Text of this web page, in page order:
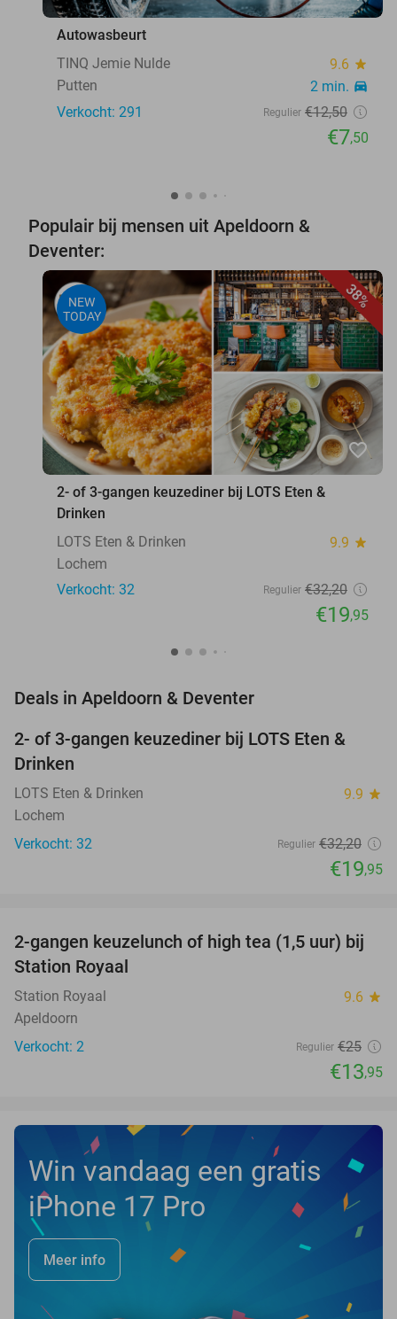
Autowasbeurt
TINQ Jemie Nulde
9.6 star
Putten 2 min. directions_car
Verkocht: 291 Regulier €12,50
€7,50
Populair bij mensen uit Apeldoorn &
Deventer:
38%
NEW
TODAY
favorite_border
2- of 3-gangen keuzediner bij LOTS Eten &
Drinken
LOTS Eten & Drinken
9.9 star
Lochem
Verkocht: 32
Regulier €32,20
€19,95
Deals in Apeldoorn & Deventer
38%
TODAY
2- of 3-gangen keuzediner bij LOTS Eten &
Drinken
LOTS Eten & Drinken 9.9 star
Lochem
Verkocht: 32
Regulier €32,20
€19,95
44%
NEW
TODAY
2-gangen keuzelunch of high tea (1,5 uur) bij
Station Royaal
Station Royaal 9.6 star
Apeldoorn
Verkocht: 2
Regulier €25
€13,95
Win vandaag een gratis
iPhone 17 Pro
Meer info